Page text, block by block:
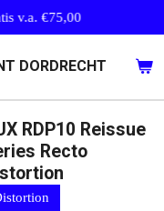
DORDRECHT
v.a. €75,00
RDP10 Reissue
Recto